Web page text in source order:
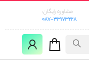
مشاوره رایگان:
087-33173228